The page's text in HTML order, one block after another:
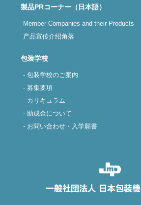
製品PRコーナー（日本語）
Member Companies and their Products
产品宣传介绍角落
包装学校
- 包装学校のご案内
- 募集要項
- カリキュラム
- 助成金について
- お問い合わせ・入学願書